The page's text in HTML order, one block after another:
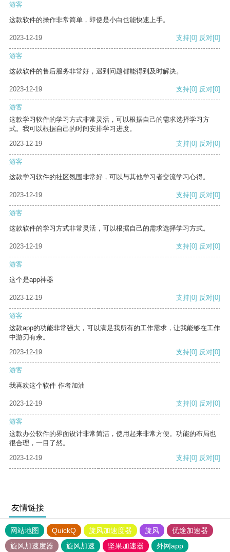
游客
这款软件的操作非常简单，即使是小白也能快速上手。
2023-12-19 支持[0] 反对[0]
游客
这款软件的售后服务非常好，遇到问题都能得到及时解决。
2023-12-19 支持[0] 反对[0]
游客
这款学习软件的学习方式非常灵活，可以根据自己的需求选择学习方
式。我可以根据自己的时间安排学习进度。
2023-12-19
支持[0] 反对[0]
游客
这款学习软件的社区氛围非常好，可以与其他学习者交流学习心得。
2023-12-19 支持[0] 反对[0]
游客
这款软件的学习方式非常灵活，可以根据自己的需求选择学习方式。
2023-12-19 支持[0] 反对[0]
游客
这个是app神器
2023-12-19 支持[0] 反对[0]
游客
这款app的功能非常强大，可以满足我所有的工作需求，让我能够在工作
中游刃有余。
2023-12-19
支持[0] 反对[0]
游客
我喜欢这个软件 作者加油
2023-12-19 支持[0] 反对[0]
游客
这款办公软件的界面设计非常简洁，使用起来非常方便。功能的布局也
很合理，一目了然。
2023-12-19
支持[0] 反对[0]
友情链接
网站地图 QuickQ 旋风加速度器 旋风
优途加速器
旋风加速度器
旋风加速 坚果加速器 外网app